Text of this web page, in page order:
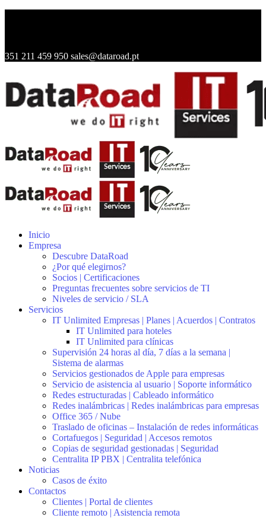
351 211 459 950 sales@dataroad.pt
Inicio
Empresa
Descubre DataRoad
¿Por qué elegirnos?
Socios | Certificaciones
Preguntas frecuentes sobre servicios de TI
Niveles de servicio / SLA
Servicios
IT Unlimited Empresas | Planes | Acuerdos | Contratos
IT Unlimited para hoteles
IT Unlimited para clínicas
Supervisión 24 horas al día, 7 días a la semana |
Sistema de alarmas
Servicios gestionados de Apple para empresas
Servicio de asistencia al usuario | Soporte informático
Redes estructuradas | Cableado informático
Redes inalámbricas | Redes inalámbricas para empresas
Office 365 / Nube
Traslado de oficinas – Instalación de redes informáticas
Cortafuegos | Seguridad | Accesos remotos
Copias de seguridad gestionadas | Seguridad
Centralita IP PBX | Centralita telefónica
Noticias
Casos de éxito
Contactos
Clientes | Portal de clientes
Cliente remoto | Asistencia remota